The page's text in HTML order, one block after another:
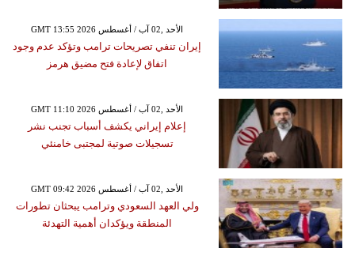
GMT 13:55 2026 الأحد ,02 آب / أغسطس
إيران تنفي تصريحات ترامب وتؤكد عدم وجود
اتفاق لإعادة فتح مضيق هرمز
GMT 11:10 2026 الأحد ,02 آب / أغسطس
إعلام إيراني يكشف أسباب تجنب نشر
تسجيلات صوتية لمجتبى خامنئي
GMT 09:42 2026 الأحد ,02 آب / أغسطس
ولي العهد السعودي وترامب يبحثان تطورات
المنطقة ويؤكدان أهمية التهدئة